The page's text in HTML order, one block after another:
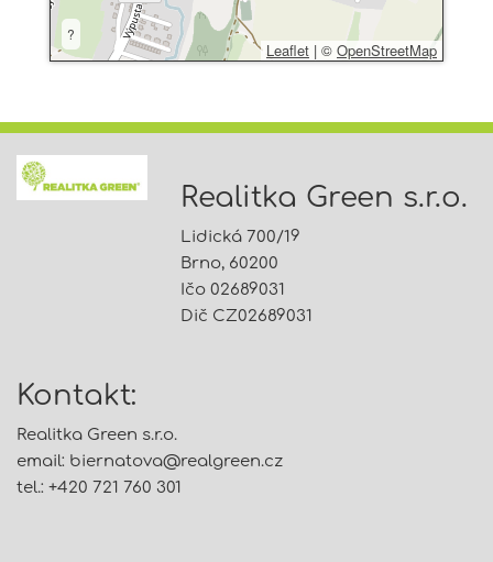
?
Leaflet | © OpenStreetMap
Realitka Green s.r.o.
Lidická 700/19
Brno, 60200
Ičo 02689031
Dič CZ02689031
Kontakt:
Realitka Green s.r.o.
email: biernatova@realgreen.cz
tel.: +420 721 760 301